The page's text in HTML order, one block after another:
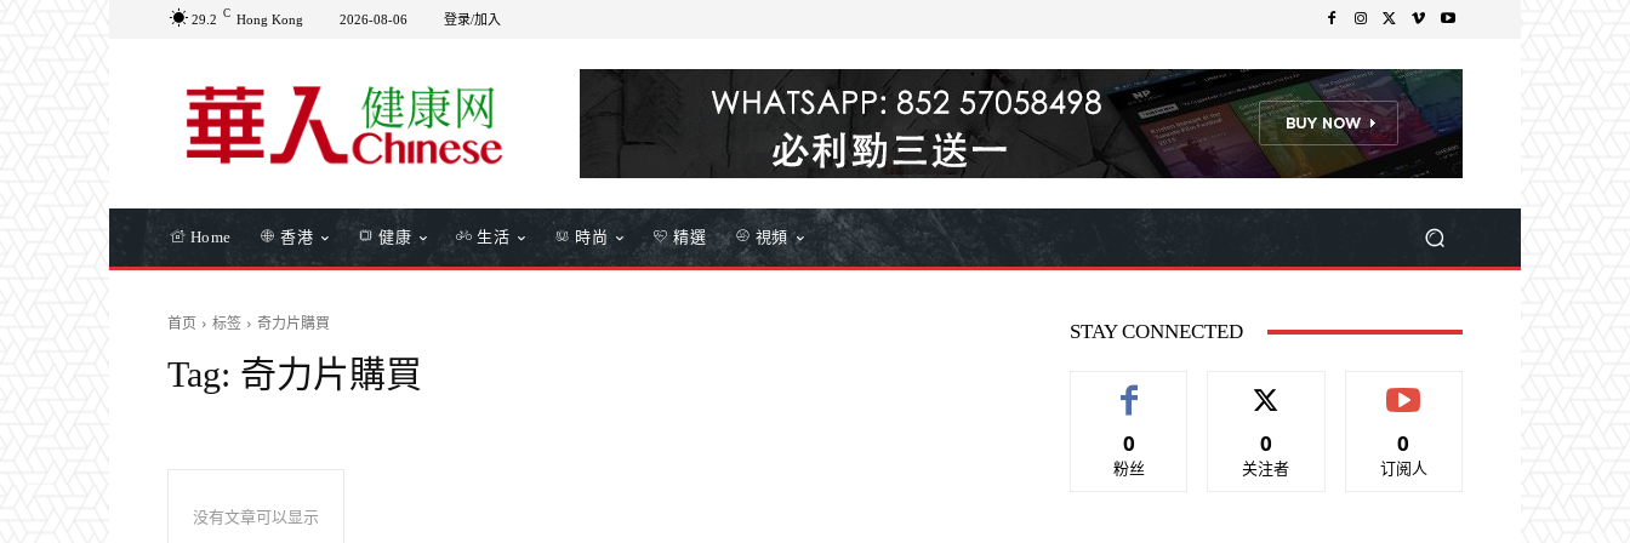
29.2 C Hong Kong 2026-08-06 登录/加入
Home 香港 健康 生活 時尚 精選 視頻
首页 标签 奇力片購買
Tag: 奇力片購買
没有文章可以显示
STAY CONNECTED
0
粉丝
0
关注者
0
订阅人